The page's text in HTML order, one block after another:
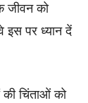
जीवन को
इस पर ध्यान दें
की चिंताओं को